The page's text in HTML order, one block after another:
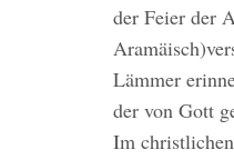
der Feier der
Lämmer
der von Gott
Im